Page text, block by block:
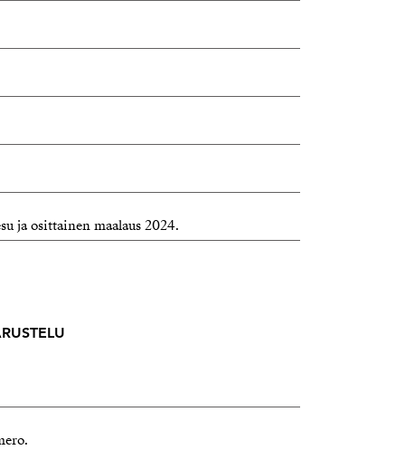
ja osittainen maalaus 2024.